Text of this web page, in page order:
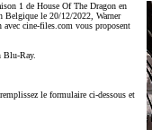
1 de House Of The Dragon en
le 20/12/2022, Warner
cine-files.com vous proposent
Blu-Ray.
le formulaire ci-dessous et